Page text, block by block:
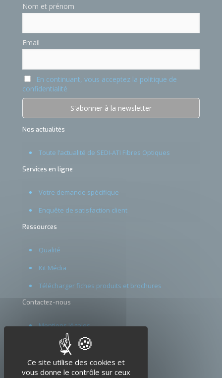
Ce site utilise des cookies et
vous donne le contrôle sur ceux
XMasquer le bandeau
Nom et prénom
Email
En continuant, vous acceptez la politique de
confidentialité
Nos actualités
Toute l’actualité de SEDI-ATI Fibres Optiques
Services en ligne
Votre demande spécifique
Enquête de satisfaction client
Ressources
Qualité
Kit Média
Télécharger fiches produits et brochures
Contactez-nous
Mentions légales
Glossaire